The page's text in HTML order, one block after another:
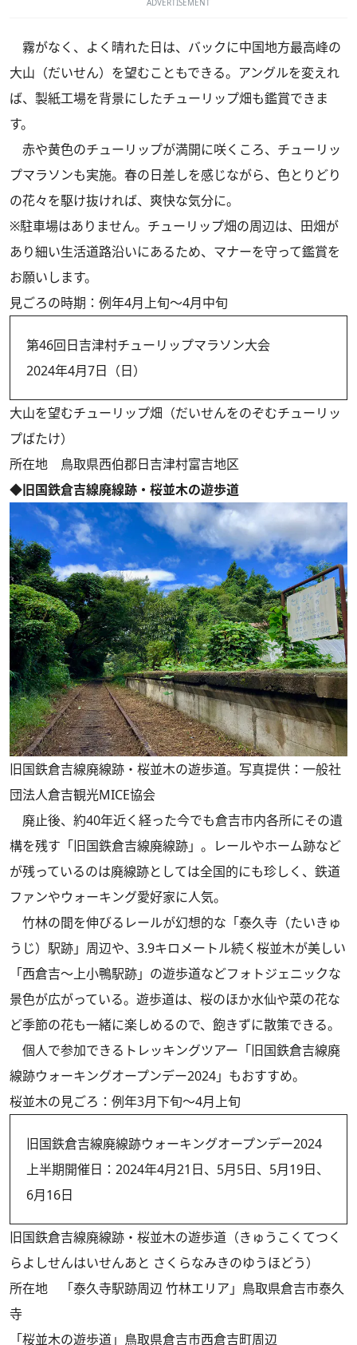
ADVERTISEMENT
霧がなく、よく晴れた日は、バックに中国地方最高峰の
大山（だいせん）を望むこともできる。アングルを変えれ
ば、製紙工場を背景にしたチューリップ畑も鑑賞できま
す。
赤や黄色のチューリップが満開に咲くころ、チューリッ
プマラソンも実施。春の日差しを感じながら、色とりどり
の花々を駆け抜ければ、爽快な気分に。
※駐車場はありません。チューリップ畑の周辺は、田畑が
あり細い生活道路沿いにあるため、マナーを守って鑑賞を
お願いします。
見ごろの時期：例年4月上旬～4月中旬
第46回日吉津村チューリップマラソン大会
2024年4月7日（日）
大山を望むチューリップ畑（だいせんをのぞむチューリッ
プばたけ）
所在地 鳥取県西伯郡日吉津村富吉地区
◆旧国鉄倉吉線廃線跡・桜並木の遊歩道
旧国鉄倉吉線廃線跡・桜並木の遊歩道。写真提供：一般社
団法人倉吉観光MICE協会
廃止後、約40年近く経った今でも倉吉市内各所にその遺
構を残す「旧国鉄倉吉線廃線跡」。レールやホーム跡など
が残っているのは廃線跡としては全国的にも珍しく、鉄道
ファンやウォーキング愛好家に人気。
竹林の間を伸びるレールが幻想的な「泰久寺（たいきゅ
うじ）駅跡」周辺や、3.9キロメートル続く桜並木が美しい
「西倉吉～上小鴨駅跡」の遊歩道などフォトジェニックな
景色が広がっている。遊歩道は、桜のほか水仙や菜の花な
ど季節の花も一緒に楽しめるので、飽きずに散策できる。
個人で参加できるトレッキングツアー「旧国鉄倉吉線廃
線跡ウォーキングオープンデー2024」もおすすめ。
桜並木の見ごろ：例年3月下旬～4月上旬
旧国鉄倉吉線廃線跡ウォーキングオープンデー2024
上半期開催日：2024年4月21日、5月5日、5月19日、
6月16日
旧国鉄倉吉線廃線跡・桜並木の遊歩道（きゅうこくてつく
らよしせんはいせんあと さくらなみきのゆうほどう）
所在地 「泰久寺駅跡周辺 竹林エリア」鳥取県倉吉市泰久
寺
「桜並木の遊歩道」鳥取県倉吉市西倉吉町周辺